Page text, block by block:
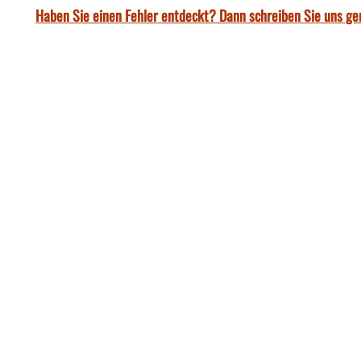
Haben Sie einen Fehler entdeckt? Dann schreiben Sie uns